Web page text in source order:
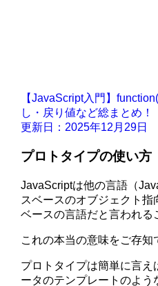
【JavaScript入門】
し・戻り値など総まとめ！
更新日：2025年12月29日
プロトタイプの使い方
JavaScriptは他の言語（
スベースのオブジェクト
ベースの言語だと言われる
これの本当の意味をご存知
プロトタイプは簡単に言
ータのテンプレートのよ